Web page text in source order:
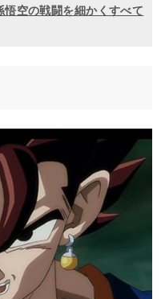
悟空の戦闘を細かくすべて